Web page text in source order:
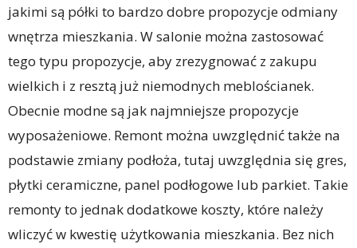
jakimi są półki to bardzo dobre propozycje odmiany
wnętrza mieszkania. W salonie można zastosować
tego typu propozycje, aby zrezygnować z zakupu
wielkich i z resztą już niemodnych meblościanek.
Obecnie modne są jak najmniejsze propozycje
wyposażeniowe. Remont można uwzględnić także na
podstawie zmiany podłoża, tutaj uwzględnia się gres,
płytki ceramiczne, panel podłogowe lub parkiet. Takie
remonty to jednak dodatkowe koszty, które należy
wliczyć w kwestię użytkowania mieszkania. Bez nich